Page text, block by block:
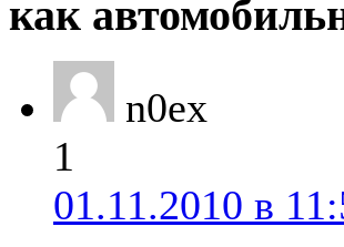
как
n0ex
1
01.11.2010 в